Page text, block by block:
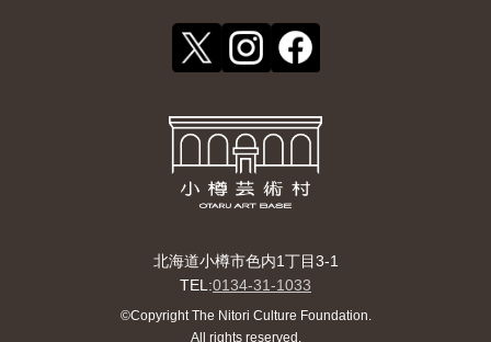
北海道小樽市色内1丁目3-1
TEL:0134-31-1033
©Copyright The Nitori Culture Foundation.
All rights reserved.